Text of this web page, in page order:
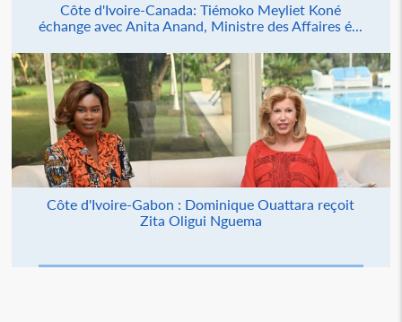
Côte d'Ivoire-Canada: Tiémoko Meyliet Koné
échange avec Anita Anand, Ministre des Affaires é...
Côte d'Ivoire-Gabon : Dominique Ouattara reçoit
Zita Oligui Nguema